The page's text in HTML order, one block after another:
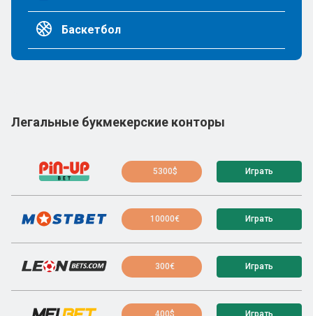
Баскетбол
Легальные букмекерские конторы
5300$ Играть
10000€ Играть
300€ Играть
400$ Играть